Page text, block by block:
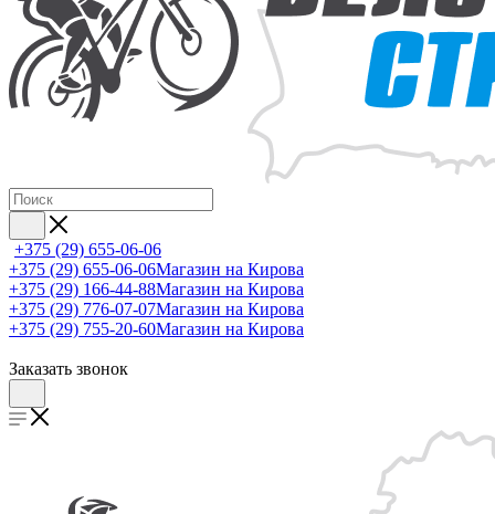
+375 (29) 655-06-06
+375 (29) 655-06-06Магазин на Кирова
+375 (29) 166-44-88Магазин на Кирова
+375 (29) 776-07-07Магазин на Кирова
+375 (29) 755-20-60Магазин на Кирова
Заказать звонок